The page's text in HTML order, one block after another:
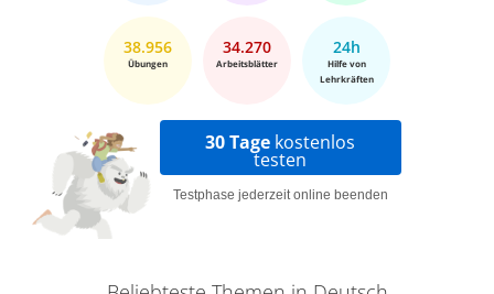
38.956
Übungen
34.270
Arbeitsblätter
24h
Hilfe von
Lehrkräften
30 Tage kostenlos
testen
Testphase jederzeit online beenden